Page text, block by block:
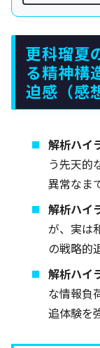
更科瑠夏
る精神構
迫感（感
解析ハイ
う先天的
異常なま
解析ハイ
が、実は
の戦略的
解析ハイ
な情報負
追体験を